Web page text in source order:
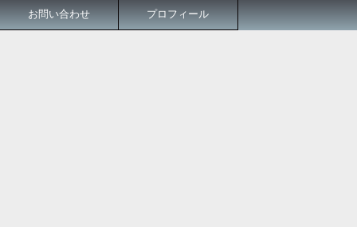
お問い合わせ プロフィール